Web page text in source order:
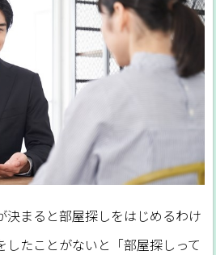
決まると部屋探しをはじめるわけ
したことがないと「部屋探しって